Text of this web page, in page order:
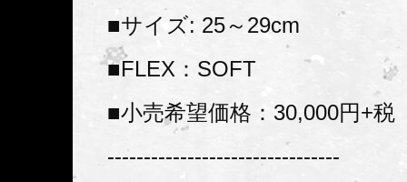
■サイズ: 25～29cm
■FLEX：SOFT
■小売希望価格：30,000円+税
--------------------------------